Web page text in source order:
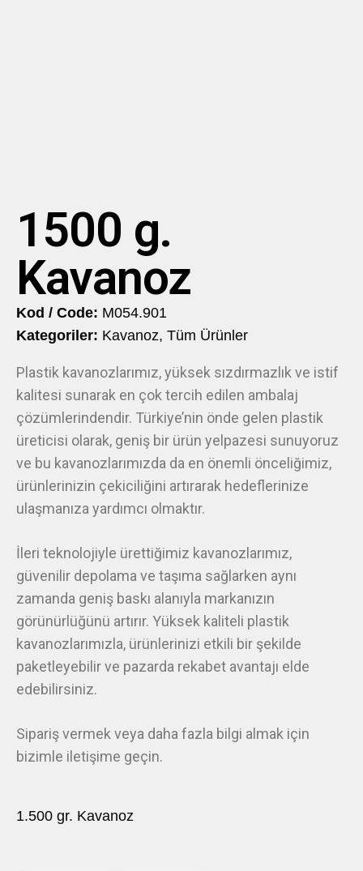
1500 g.
Kavanoz
Kod / Code: M054.901
Kategoriler: Kavanoz, Tüm Ürünler
Plastik kavanozlarımız, yüksek sızdırmazlık ve istif
kalitesi sunarak en çok tercih edilen ambalaj
çözümlerindendir. Türkiye’nin önde gelen plastik
üreticisi olarak, geniş bir ürün yelpazesi sunuyoruz
ve bu kavanozlarımızda da en önemli önceliğimiz,
ürünlerinizin çekiciliğini artırarak hedeflerinize
ulaşmanıza yardımcı olmaktır.
İleri teknolojiyle ürettiğimiz kavanozlarımız,
güvenilir depolama ve taşıma sağlarken aynı
zamanda geniş baskı alanıyla markanızın
görünürlüğünü artırır. Yüksek kaliteli plastik
kavanozlarımızla, ürünlerinizi etkili bir şekilde
paketleyebilir ve pazarda rekabet avantajı elde
edebilirsiniz.
Sipariş vermek veya daha fazla bilgi almak için
bizimle iletişime geçin.
1.500 gr. Kavanoz